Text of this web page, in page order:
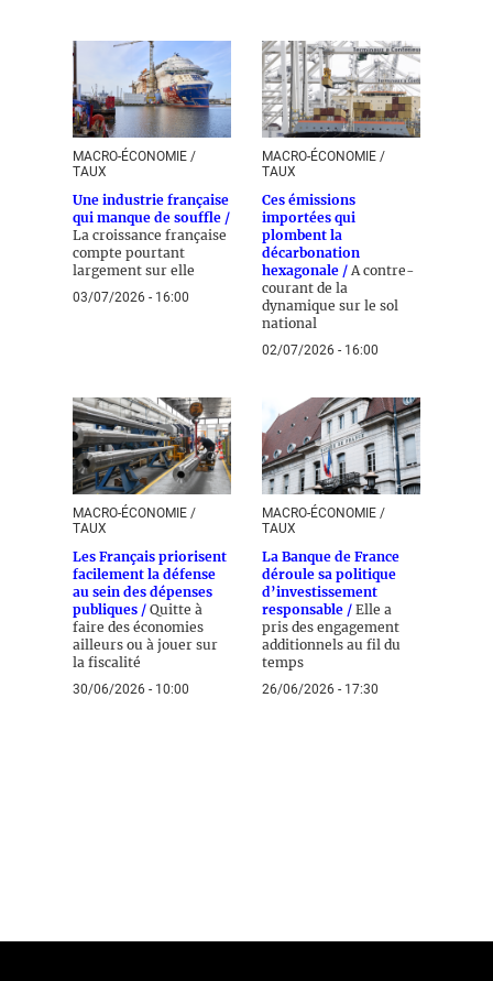
MACRO-ÉCONOMIE /
TAUX
Une industrie française
qui manque de souffle /
La croissance française
compte pourtant
largement sur elle
03/07/2026 - 16:00
MACRO-ÉCONOMIE /
TAUX
Ces émissions
importées qui
plombent la
décarbonation
hexagonale / A contre-
courant de la
dynamique sur le sol
national
02/07/2026 - 16:00
MACRO-ÉCONOMIE /
TAUX
Les Français priorisent
facilement la défense
au sein des dépenses
publiques / Quitte à
faire des économies
ailleurs ou à jouer sur
la fiscalité
30/06/2026 - 10:00
MACRO-ÉCONOMIE /
TAUX
La Banque de France
déroule sa politique
d’investissement
responsable / Elle a
pris des engagement
additionnels au fil du
temps
26/06/2026 - 17:30